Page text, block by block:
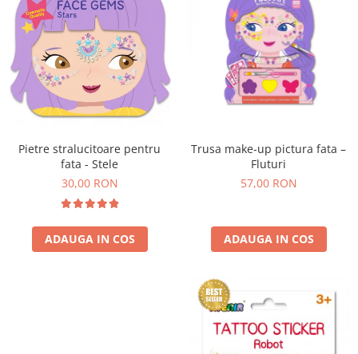
Pietre stralucitoare pentru
fata - Stele
30,00 RON
ADAUGA IN COS
Trusa make-up pictura fata –
Fluturi
57,00 RON
ADAUGA IN COS